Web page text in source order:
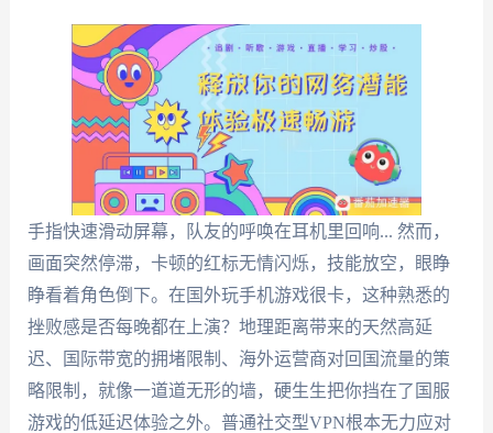
手指快速滑动屏幕，队友的呼唤在耳机里回响... 然而，
画面突然停滞，卡顿的红标无情闪烁，技能放空，眼睁
睁看着角色倒下。在国外玩手机游戏很卡，这种熟悉的
挫败感是否每晚都在上演？地理距离带来的天然高延
迟、国际带宽的拥堵限制、海外运营商对回国流量的策
略限制，就像一道道无形的墙，硬生生把你挡在了国服
游戏的低延迟体验之外。普通社交型VPN根本无力应对